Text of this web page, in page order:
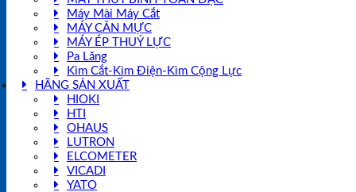
Máy Mài Máy Cắt
MÁY CÂN MỰC
MÁY ÉP THUỶ LỰC
Pa Lăng
Kìm Cắt-Kìm Điện-Kìm Cộng Lực
HÃNG SẢN XUẤT
HIOKI
HTI
OHAUS
LUTRON
ELCOMETER
VICADI
YATO